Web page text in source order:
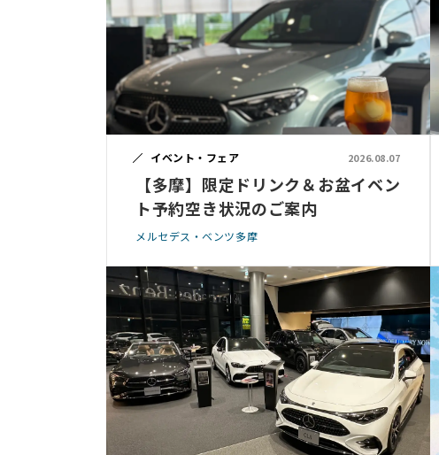
イベント・フェア 2026.08.07
【多摩】限定ドリンク＆お盆イベン
ト予約空き状況のご案内
メルセデス・ベンツ多摩